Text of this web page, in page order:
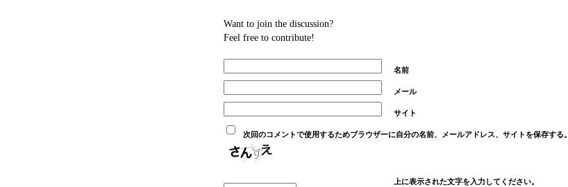
Want to join the discussion?
Feel free to contribute!
名前
メール
サイト
次回のコメントで使用するためブラウザーに自分の名前、メールアドレス、サイトを保存する。
上に表示された文字を入力してください。